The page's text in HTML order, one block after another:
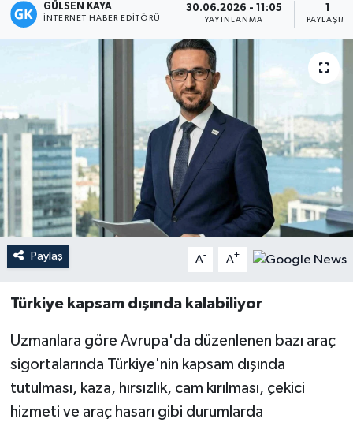
GÜLSEN KAYA
İNTERNET HABER EDITÖRÜ
30.06.2026 - 11:05
YAYINLANMA PAYLAŞIM
Paylaş A- A+
Türkiye kapsam dışında kalabiliyor
Uzmanlara göre Avrupa'da düzenlenen bazı araç
sigortalarında Türkiye'nin kapsam dışında
tutulması, kaza, hırsızlık, cam kırılması, çekici
hizmeti ve araç hasarı gibi durumlarda
Spor
Sürmanşet
Teknoloji
Yaşam